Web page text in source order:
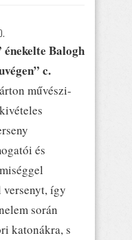
énekelte Balogh
c.
művészi-
és
így
során
katonákra, s